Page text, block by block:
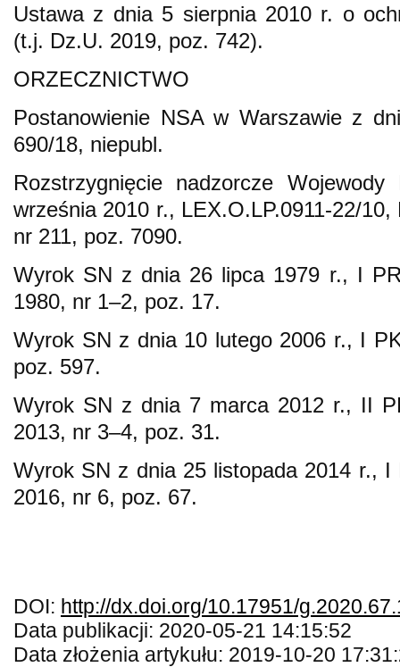
Ustawa z dnia 5 sierpnia 2010 r. o
(t.j. Dz.U. 2019, poz. 742).
ORZECZNICTWO
Postanowienie NSA w Warszawie z
690/18, niepubl.
Rozstrzygnięcie nadzorcze
września 2010 r., LEX.O.LP.0911-22/
nr 211, poz. 7090.
Wyrok SN z dnia 26 lipca 1979 r., I
1980, nr 1–2, poz. 17.
Wyrok SN z dnia 10 lutego 2006 r., I
poz. 597.
Wyrok SN z dnia 7 marca 2012 r., II
2013, nr 3–4, poz. 31.
Wyrok SN z dnia 25 listopada 2014 r.,
2016, nr 6, poz. 67.
DOI: http://dx.doi.org/10.17951/
Data publikacji: 2020-05-21 14:15:52
Data złożenia artykułu: 2019-10-20